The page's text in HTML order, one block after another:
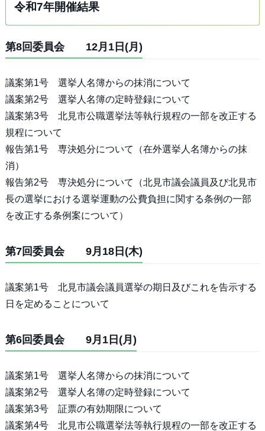
令和7年開催結果
第8回委員会 12月1日(月)
議案第1号 選挙人名簿からの抹消について
議案第2号 選挙人名簿の定時登録について
議案第3号 北見市公職選挙法等執行規程の一部を改正する
規程について
報告第1号 専決処分について（在外選挙人名簿からの抹
消）
報告第2号 専決処分について（北見市議会議員及び北見市
長の選挙における選挙運動の公費負担に関する条例の一部
を改正する条例案について）
第7回委員会 9月18日(木)
議案第1号 北見市議会議員選挙の期日及びこれを告示する
日を定めることについて
第6回委員会 9月1日(月)
議案第1号 選挙人名簿からの抹消について
議案第2号 選挙人名簿の定時登録について
議案第3号 証票の有効期限について
議案第4号 北見市公職選挙法等執行規程の一部を改正する